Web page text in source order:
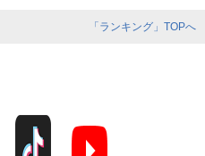
「ランキング」TOPへ